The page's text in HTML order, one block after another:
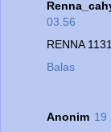
03.56
RENNA
Balas
Anonim 19